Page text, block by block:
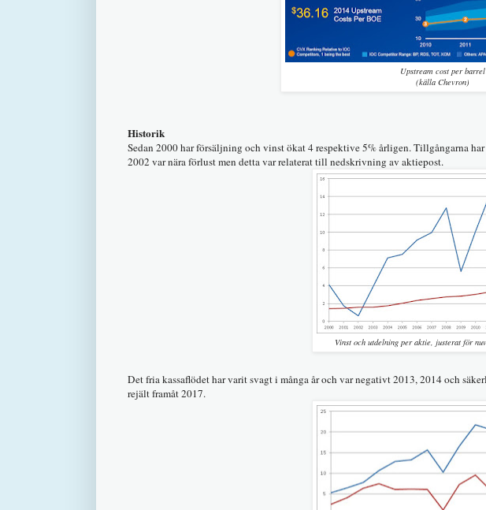
Upstream cost per barrel
(källa Chevron)
Historik
Sedan 2000har försäljning och vinst ökat 4 respektive 5% årligen. Tillgångarna
2002 var nära förlust men detta var relaterat till nedskrivning av aktiepost.
Vinst och utdelning per aktie, justerat för
Det fria kassaflödet har varit svagt i många år och var negativt 2013, 2014 och
rejält framåt 2017.